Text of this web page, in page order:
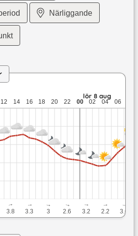
Närliggande
grader: ingen nederbörd: upp till
lör 8 aug
12 14 16 18 20 22 00 02 04 06
↓
3.8
↓
3.3
↓
3
↓
2.6
↓
3.2
↓
2.2
↓
3.6